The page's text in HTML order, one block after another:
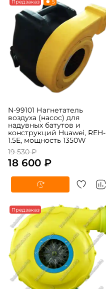
-5% Предзаказ
N-99101 Нагнетатель
воздуха (насос) для
надувных батутов и
конструкций Huawei, REH-
1.5E, мощность 1350W
19 530 ₽
18 600 ₽
-5% Предзаказ